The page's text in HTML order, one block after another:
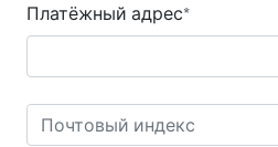
Платёжный адрес*